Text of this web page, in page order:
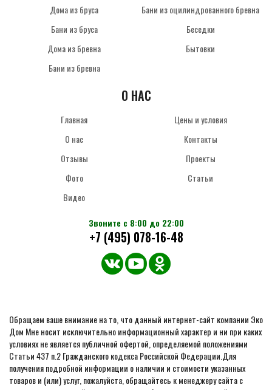
Дома из бруса
Бани из бруса
Дома из бревна
Бани из бревна
Бани из оцилиндрованного бревна
Беседки
Бытовки
О НАС
Главная
О нас
Отзывы
Фото
Видео
Цены и условия
Контакты
Проекты
Статьи
Звоните с 8:00 до 22:00
+7 (495) 078-16-48
Обращаем ваше внимание на то, что данный интернет-сайт компании Эко
Дом Мне носит исключительно информационный характер и ни при каких
условиях не является публичной офертой, определяемой положениями
Статьи 437 п.2 Гражданского кодекса Российской Федерации.Для
получения подробной информации о наличии и стоимости указанных
товаров и (или) услуг, пожалуйста, обращайтесь к менеджеру сайта с